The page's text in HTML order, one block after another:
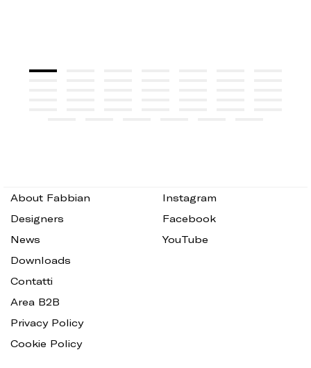
About Fabbian
Designers
News
Downloads
Contatti
Area B2B
Privacy Policy
Cookie Policy
Instagram
Facebook
YouTube